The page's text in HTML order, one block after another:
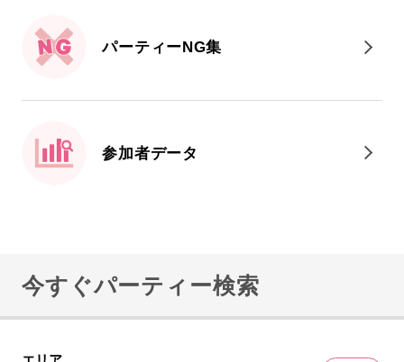
パーティーNG集
参加者データ
今すぐパーティー検索